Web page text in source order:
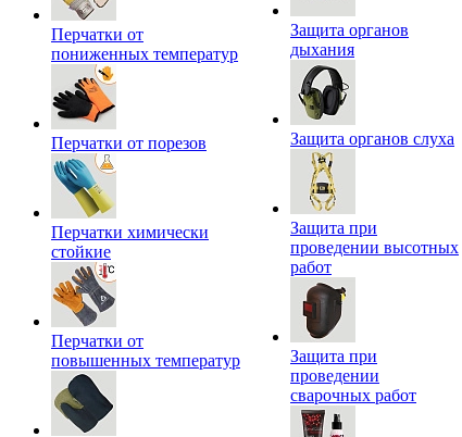
Перчатки от
пониженных температур
Перчатки от порезов
Перчатки химически
стойкие
Перчатки от
повышенных температур
Защита органов
дыхания
Защита органов слуха
Защита при
проведении высотных
работ
Защита при
проведении
сварочных работ